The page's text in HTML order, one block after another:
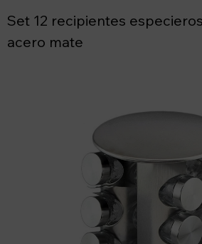
Set 12 recipientes
acero mate